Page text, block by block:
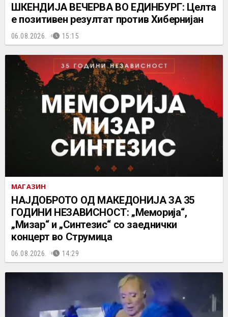
ШКЕНДИЈА ВЕЧЕРВА ВО ЕДИНБУРГ: Целта
е позитивен резултат против Хибернијан
06.08.2026. 15:15
МАГАЗИН
НАЈДОБРОТО ОД МАКЕДОНИЈА ЗА 35
ГОДИНИ НЕЗАВИСНОСТ: „Меморија“,
„Мизар“ и „Синтезис“ со заеднички
концерт во Струмица
06.08.2026. 14:29